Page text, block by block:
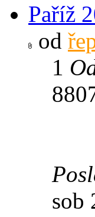
Paříž
od
1
sob